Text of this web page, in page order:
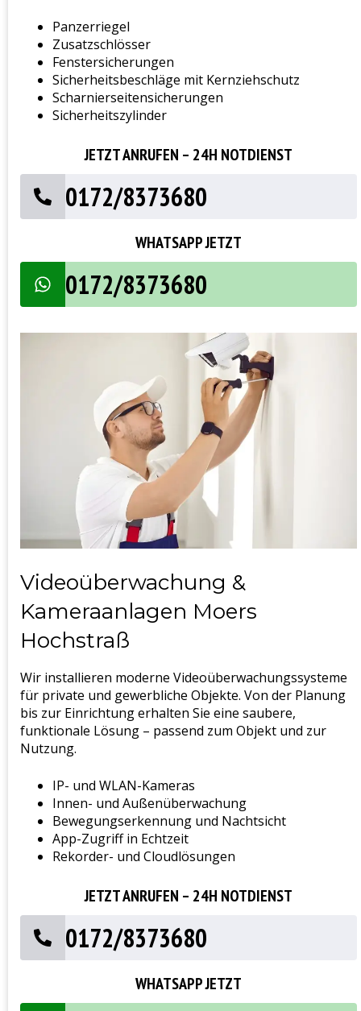
Panzerriegel
Zusatzschlösser
Fenstersicherungen
Sicherheitsbeschläge mit Kernziehschutz
Scharnierseitensicherungen
Sicherheitszylinder
JETZT ANRUFEN – 24H NOTDIENST
0172/8373680
WHATSAPP JETZT
0172/8373680
Videoüberwachung &
Kameraanlagen Moers
Hochstraß
Wir installieren moderne Videoüberwachungssysteme
für private und gewerbliche Objekte. Von der Planung
bis zur Einrichtung erhalten Sie eine saubere,
funktionale Lösung – passend zum Objekt und zur
Nutzung.
IP- und WLAN-Kameras
Innen- und Außenüberwachung
Bewegungserkennung und Nachtsicht
App-Zugriff in Echtzeit
Rekorder- und Cloudlösungen
JETZT ANRUFEN – 24H NOTDIENST
0172/8373680
WHATSAPP JETZT